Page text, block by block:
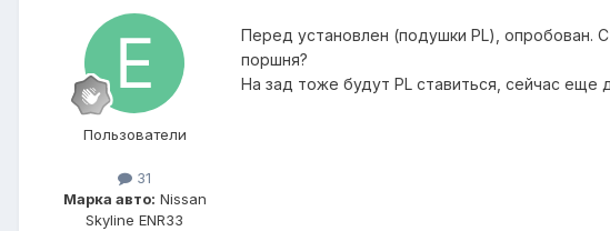
Пользователи
31
Марка авто: Nissan
Skyline ENR33
Перед установлен (подушки PL), опробован.
поршня?
На зад тоже будут PL ставиться, сейчас еще